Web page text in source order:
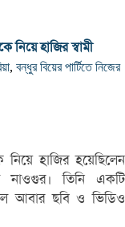
নিয়ে হাজির স্বামী
, বন্ধুর বিয়ের পার্টিতে নিজের
নিয়ে হাজির হয়েছিলেন
নাওগুর। তিনি একটি
আবার ছবি ও ভিডিও